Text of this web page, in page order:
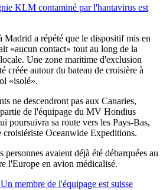
KLM contaminé par l'hantavirus est
Madrid a répété que le dispositif mis en
«aucun contact» tout au long de la
Une zone maritime d'exclusion
créée autour du bateau de croisière à
«isolé».
ne descendront pas aux Canaries,
de l'équipage du MV Hondius
poursuivra sa route vers les Pays-Bas,
Oceanwide Expeditions.
avaient déjà été débarquées au
l'Europe en avion médicalisé.
membre de l'équipage est suisse